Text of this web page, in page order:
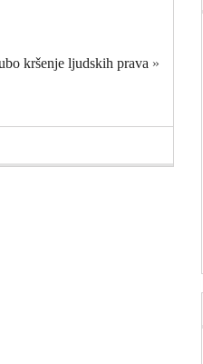
kršenje ljudskih prava »